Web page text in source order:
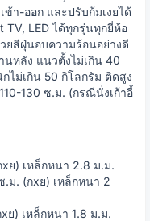
า-ออก และปรับก้มเงยได้
TV, LED ได้ทุกรุ่นทุกยี่ห้อ
ยสีฝุ่นอบความร้อนอย่างดี
หลัง แนวตั้งไม่เกิน 40
ม่เกิน 50 กิโลกรัม ติดสูง
130 ซ.ม. (กรณีนั่งเก้าอี้
ย) เหล็กหนา 2.8 ม.ม.
ม. (กxย) เหล็กหนา 2
) เหล็กหนา 1.8 ม.ม.